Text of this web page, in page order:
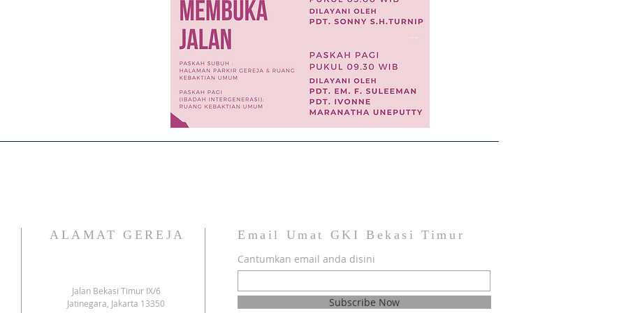
ALAMAT GEREJA
Jalan Bekasi Timur IX/6
Jatinegara, Jakarta 13350
Email Umat GKI Bekasi Timur
Cantumkan email anda disini
Subscribe Now